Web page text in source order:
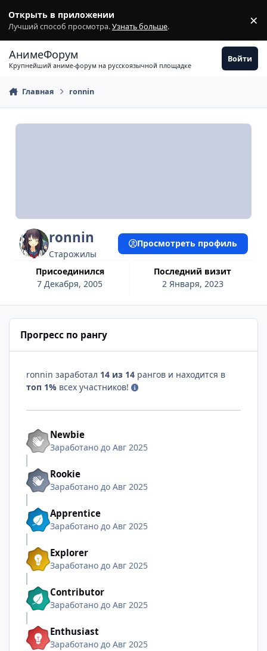
Открыть в приложении
Лучший способ просмотра.Узнать больше. ×
АнимеФорум
Крупнейший аниме-форум на русскоязычной площадке
Войти
Главная ronnin
ronnin
Старожилы
Присоединился
7 Декабря, 2005
Последний визит
2 Января, 2023
Просмотреть профиль
Прогресс по рангу
ronnin заработал 14 из 14 рангов и находится в
топ 1% всех участников!
Newbie
Заработано до Авг 2025
Rookie
Заработано до Авг 2025
Apprentice
Заработано до Авг 2025
Explorer
Заработано до Авг 2025
Contributor
Заработано до Авг 2025
Enthusiast
Заработано до Авг 2025